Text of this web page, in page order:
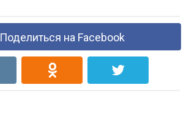
Поделиться на Facebook